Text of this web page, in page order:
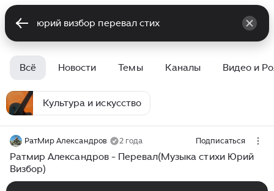
Всё Новости Темы Каналы Видео и
Культура и искусство
РатМир Александров 2 года Подписаться
Ратмир Александров - Перевал(Музыка стихи Юрий
Визбор)